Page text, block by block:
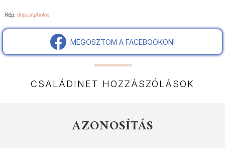
Kép: depositphotos
MEGOSZTOM A FACEBOOKON!
CSALÁDINET HOZZÁSZÓLÁSOK
AZONOSÍTÁS